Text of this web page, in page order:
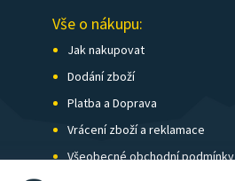
Vše o nákupu:
Jak nakupovat
Dodání zboží
Platba a Doprava
Vrácení zboží a reklamace
Všeobecné obchodní podmínky